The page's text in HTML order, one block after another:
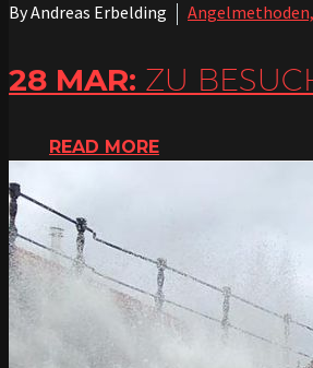
By Andreas Erbelding
28 MAR: ZU
READ MORE